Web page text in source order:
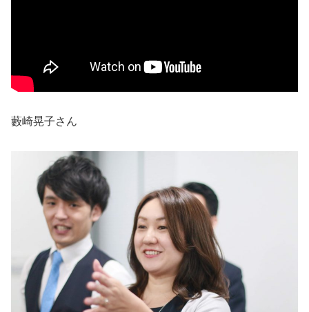
藪崎晃子さん